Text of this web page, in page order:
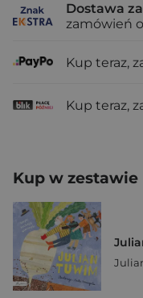
Dostawa za
zamówień
Kup teraz,
Kup teraz,
Kup w zestawie